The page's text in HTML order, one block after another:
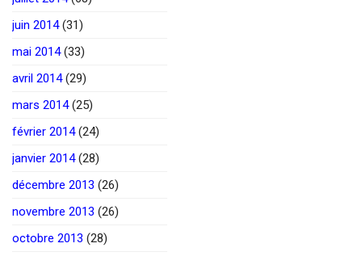
juin 2014(31)
mai 2014(33)
avril 2014(29)
mars 2014(25)
février 2014(24)
janvier 2014(28)
décembre 2013 (26)
novembre 2013 (26)
octobre 2013 (28)